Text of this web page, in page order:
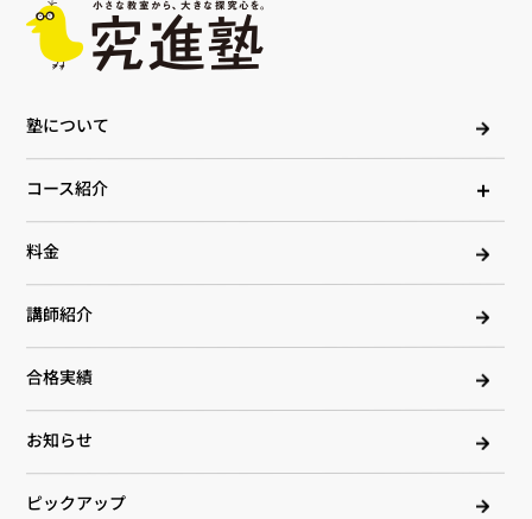
塾について
コース紹介
料金
講師紹介
合格実績
お知らせ
ピックアップ